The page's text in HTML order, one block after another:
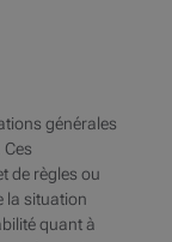
générales
de règles ou
la situation
quant à